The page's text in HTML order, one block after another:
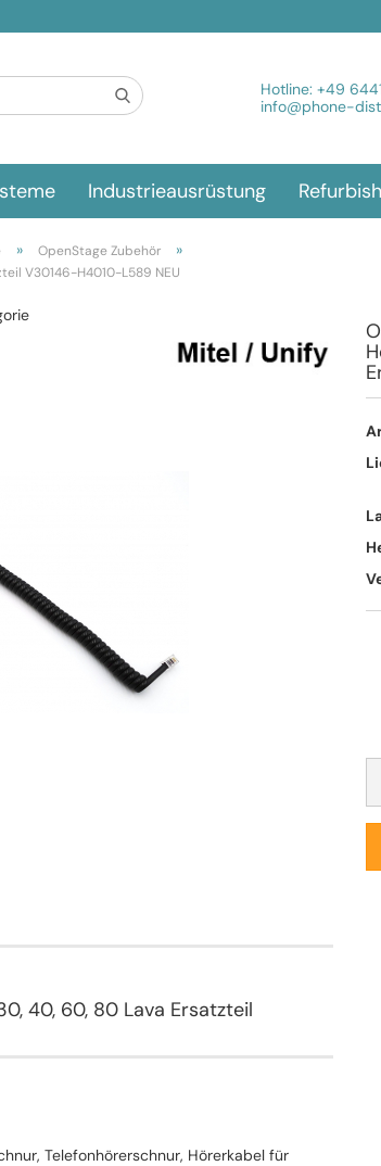
Hotline: +49
info@phone-
Industrieausrüstung
» OpenStage Zubehör »
V30146-H4010-L589 NEU
40, 60, 80 Lava Ersatzteil
Telefonhörerschnur, Hörerkabel für